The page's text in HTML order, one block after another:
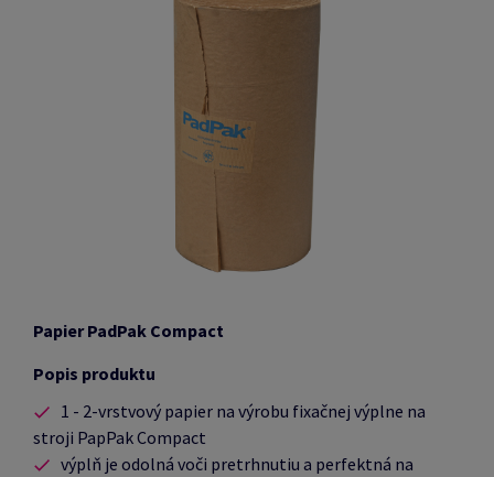
Papier PadPak Compact
Popis produktu
1 - 2-vrstvový papier na výrobu fixačnej výplne na
stroji PapPak Compact
výplň je odolná voči pretrhnutiu a perfektná na